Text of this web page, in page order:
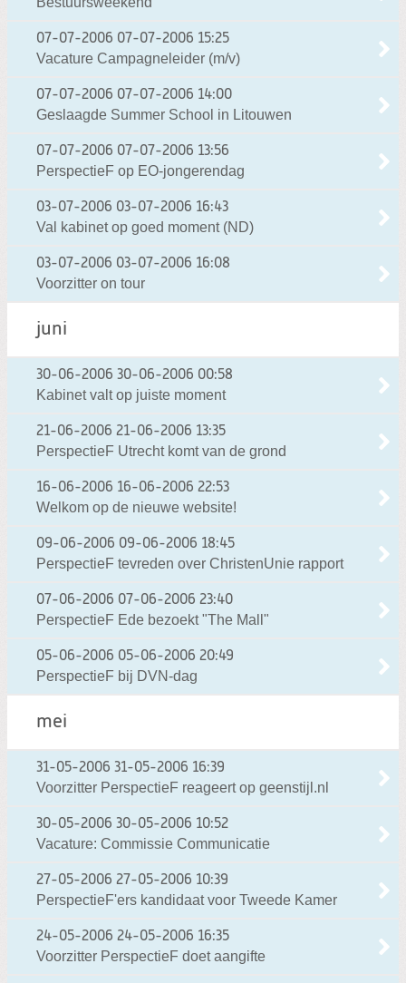
07-07-2006 07-07-2006 15:25
Vacature Campagneleider (m/v)
07-07-2006 07-07-2006 14:00
Geslaagde Summer School in Litouwen
07-07-2006 07-07-2006 13:56
PerspectieF op EO-jongerendag
03-07-2006 03-07-2006 16:43
Val kabinet op goed moment (ND)
03-07-2006 03-07-2006 16:08
Voorzitter on tour
juni
30-06-2006 30-06-2006 00:58
Kabinet valt op juiste moment
21-06-2006 21-06-2006 13:35
PerspectieF Utrecht komt van de grond
16-06-2006 16-06-2006 22:53
Welkom op de nieuwe website!
09-06-2006 09-06-2006 18:45
PerspectieF tevreden over ChristenUnie rapport
07-06-2006 07-06-2006 23:40
PerspectieF Ede bezoekt "The Mall"
05-06-2006 05-06-2006 20:49
PerspectieF bij DVN-dag
mei
31-05-2006 31-05-2006 16:39
Voorzitter PerspectieF reageert op geenstijl.nl
30-05-2006 30-05-2006 10:52
Vacature: Commissie Communicatie
27-05-2006 27-05-2006 10:39
PerspectieF'ers kandidaat voor Tweede Kamer
24-05-2006 24-05-2006 16:35
Voorzitter PerspectieF doet aangifte